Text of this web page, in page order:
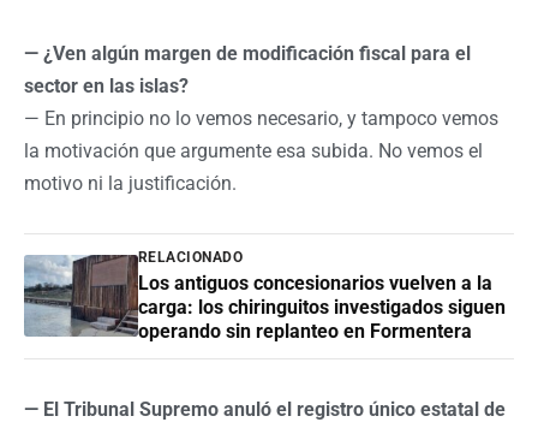
— ¿Ven algún margen de modificación fiscal para el
sector en las islas?
— En principio no lo vemos necesario, y tampoco vemos
la motivación que argumente esa subida. No vemos el
motivo ni la justificación.
RELACIONADO
Los antiguos concesionarios vuelven a la
carga: los chiringuitos investigados siguen
operando sin replanteo en Formentera
— El Tribunal Supremo anuló el registro único estatal de